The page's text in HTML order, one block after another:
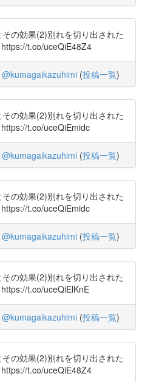
の効果(2)別れを切り出された
t.co/uceQiE48Z4
@kumagaikazuhimi (投稿一覧)
の効果(2)別れを切り出された
t.co/uceQiEmidc
@kumagaikazuhimi (投稿一覧)
の効果(2)別れを切り出された
t.co/uceQiEmidc
@kumagaikazuhimi (投稿一覧)
の効果(2)別れを切り出された
t.co/uceQiElKnE
@kumagaikazuhimi (投稿一覧)
の効果(2)別れを切り出された
t.co/uceQiE48Z4